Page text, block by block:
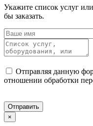
Укажите список услуг
бы заказать.
Отправляя данную
отношении обработки
×